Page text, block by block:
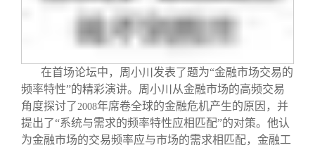
在首场论坛中，周小川发表了题为“金融市场交易的
频率特性”的精彩演讲。周小川从金融市场的高频交易
角度探讨了2008年席卷全球的金融危机产生的原因，并
提出了“系统与需求的频率特性应相匹配”的对策。他认
为金融市场的交易频率应与市场的需求相匹配，金融工